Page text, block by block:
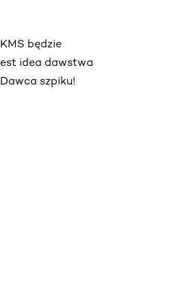
będzie
idea dawstwa
szpiku!